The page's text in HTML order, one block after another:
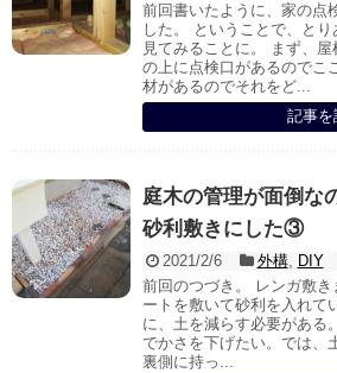
前回書いたように、家の点
した。 ということで、と
見てみることに。 まず、
の上に点検口があるのでこ
材があるのでそれをど...
記事を
庭木の管理が面倒な
砂利敷きにした③
2021/2/6 外構, DIY
前回のつづき。 レンガ敷
ートを敷いて砂利を入れて
に、土を減らす必要がある
でかさを下げたい。では、
裏側に持っ...